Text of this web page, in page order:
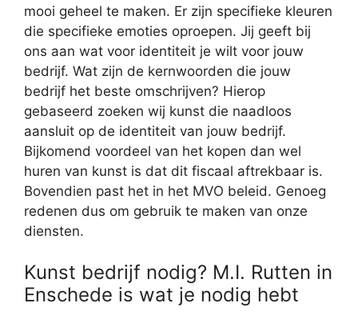
mooi geheel te maken. Er zijn specifieke kleuren
die specifieke emoties oproepen. Jij geeft bij
ons aan wat voor identiteit je wilt voor jouw
bedrijf. Wat zijn de kernwoorden die jouw
bedrijf het beste omschrijven? Hierop
gebaseerd zoeken wij kunst die naadloos
aansluit op de identiteit van jouw bedrijf.
Bijkomend voordeel van het kopen dan wel
huren van kunst is dat dit fiscaal aftrekbaar is.
Bovendien past het in het MVO beleid. Genoeg
redenen dus om gebruik te maken van onze
diensten.
Kunst bedrijf nodig? M.I. Rutten in
Enschede is wat je nodig hebt